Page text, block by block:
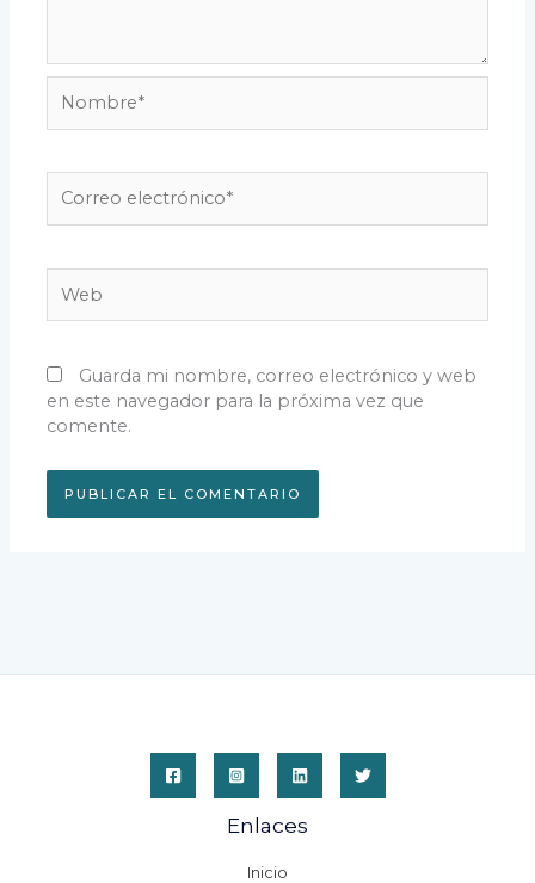
electrónico*
Guarda mi nombre, correo electrónico y web
en este navegador para la próxima vez que
comente.
Enlaces
Inicio